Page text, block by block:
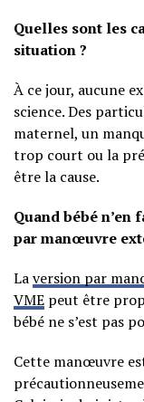
Quelles sont les
situation ?
À ce jour, aucune
science. Des
maternel, un
trop court ou la
être la cause.
Quand bébé n’en
par manœuvre
Laversion par
VME peut être
bébé ne s’est pas
Cette manœuvre